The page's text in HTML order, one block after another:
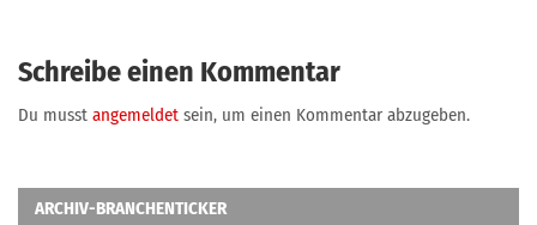
Schreibe einen Kommentar
Du musst angemeldet sein, um einen Kommentar abzugeben.
ARCHIV-BRANCHENTICKER